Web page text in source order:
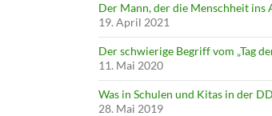
Der Mann, der die Menschheit ins
19. April 2021
Der schwierige Begriff vom „Tag
11. Mai 2020
Was in Schulen und Kitas in der
28. Mai 2019